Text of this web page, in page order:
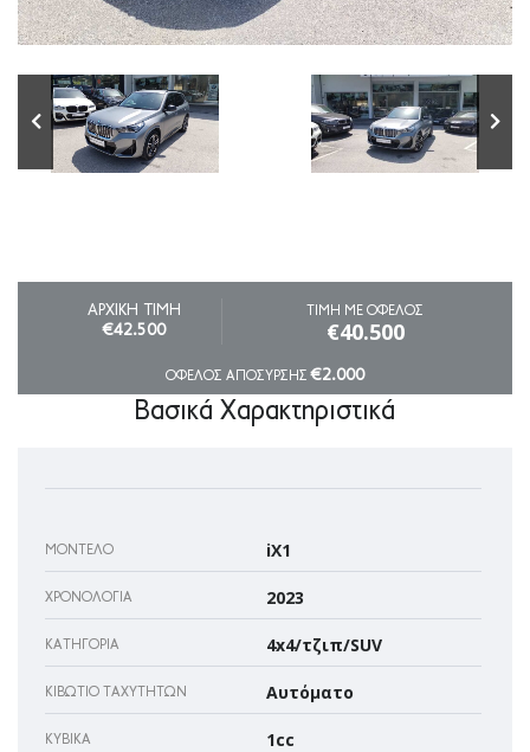
ΑΡΧΙΚΗ ΤΙΜΗ
€42.500
ΤΙΜΗ ΜΕ ΟΦΕΛΟΣ
€40.500
ΟΦΕΛΟΣ ΑΠΟΣΥΡΣΗΣ€2.000
Βασικά Χαρακτηριστικά
ΜΟΝΤΈΛΟ iX1
ΧΡΟΝΟΛΟΓΊΑ 2023
ΚΑΤΗΓΟΡΊΑ 4x4/τζιπ/SUV
ΚΙΒΏΤΙΟ ΤΑΧΥΤΉΤΩΝ Αυτόματο
ΚΥΒΙΚΆ 1cc